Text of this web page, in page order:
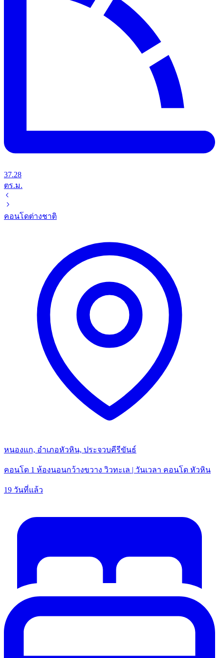
37.28
ตร.ม.
คอนโดต่างชาติ
หนองแก, อำเภอหัวหิน, ประจวบคีรีขันธ์
คอนโด 1 ห้องนอนกว้างขวาง วิวทะเล | วันเวลา คอนโด หัวหิน
19 วันที่แล้ว